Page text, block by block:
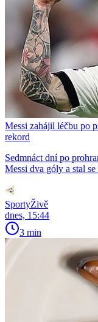
Messi zahájil léčbu po
rekord
Sedmnáct dní po
Messi dva góly a stal
SportyŽivě
dnes, 15:44
3 min